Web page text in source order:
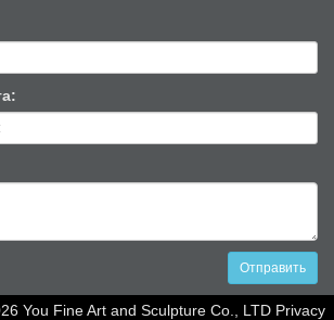
Отправить
You Fine Art and Sculpture Co., LTD Privacy